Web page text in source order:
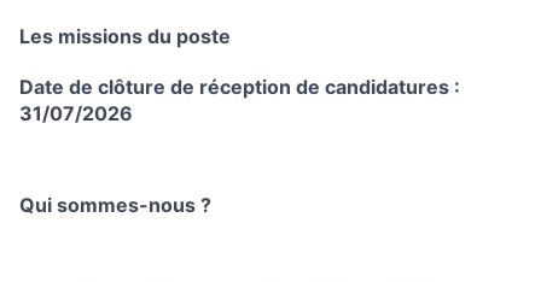
Les missions du poste
Date de clôture de réception de candidatures :
31/07/2026
Qui sommes-nous ?